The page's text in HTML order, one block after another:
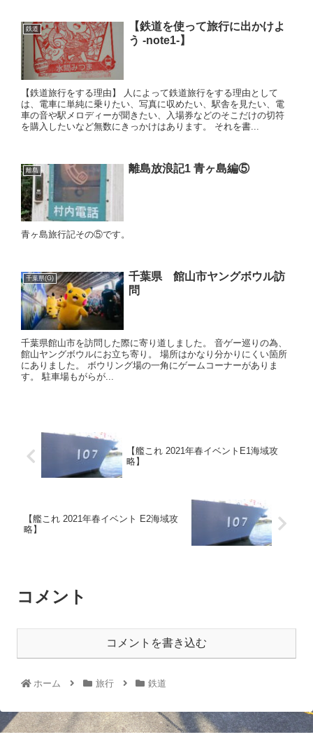
鉄道
【鉄道を使って旅行に出かけよ
う -note1-】
【鉄道旅行をする理由】 人によって鉄道旅行をする理由として
は、電車に単純に乗りたい、写真に収めたい、駅舎を見たい、電
車の音や駅メロディーが聞きたい、入場券などのそこだけの切符
を購入したいなど無数にきっかけはあります。 それを書...
離島 離島放浪記1 青ヶ島編⑤
青ヶ島旅行記その⑤です。
千葉県(G)
千葉県 館山市ヤングボウル訪
問
千葉県館山市を訪問した際に寄り道しました。 音ゲー巡りの為、
館山ヤングボウルにお立ち寄り。 場所はかなり分かりにくい箇所
にありました。 ボウリング場の一角にゲームコーナーがありま
す。 駐車場もがらが...
【艦これ 2021年春イベントE1海域攻
略】
【艦これ 2021年春イベント E2海域攻
略】
コメント
コメントを書き込む
ホーム 旅行 鉄道